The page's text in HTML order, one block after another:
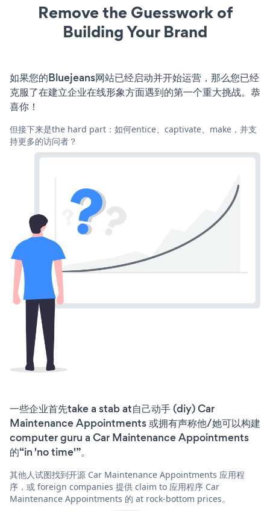
Remove the Guesswork of
Building Your Brand
如果您的Bluejeans网站已经启动并开始运营，那么您已经
克服了在建立企业在线形象方面遇到的第一个重大挑战。恭
喜你！
但接下来是the hard part：如何entice、captivate、make，并支
持更多的访问者？
一些企业首先take a stab at自己动手 (diy) Car
Maintenance Appointments 或拥有声称他/她可以构建
computer guru a Car Maintenance Appointments
的“in 'no time'”。
其他人试图找到开源 Car Maintenance Appointments 应用程
序，或 foreign companies 提供 claim to 应用程序 Car
Maintenance Appointments 的 at rock-bottom prices。